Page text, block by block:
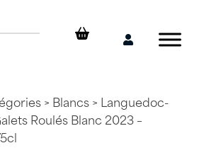
Mon
> Blancs> Languedoc-
Roulés Blanc 2023 –